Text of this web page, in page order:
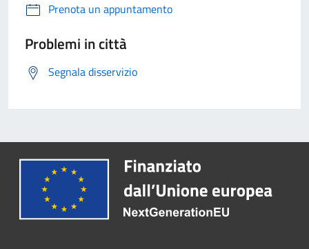
Prenota un appuntamento
Problemi in città
Segnala disservizio